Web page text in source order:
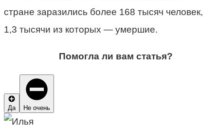
стране заразились более 168 тысяч человек,
1,3 тысячи из которых — умершие.
Помогла ли вам статья?
Да Не очень